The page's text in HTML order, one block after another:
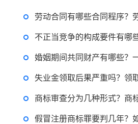
劳动合同有哪些合同程序？劳
不正当竞争的构成要件有哪些？反不正当竞争
婚姻期间共同财产有哪些？一方
失业金领取后果严重吗？领取失业
商标审查分为几种形式？商标审
假冒注册商标罪要判几年？如何